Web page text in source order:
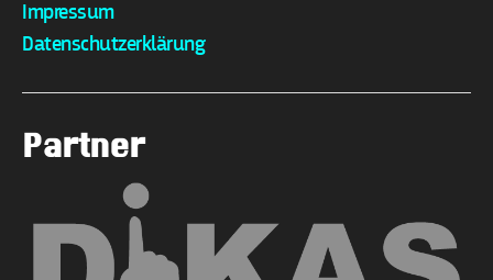
Impressum
Datenschutzerklärung
Partner